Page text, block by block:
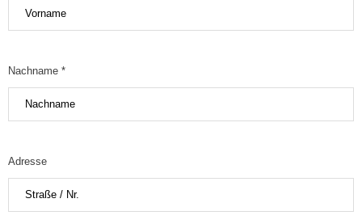
Nachname *
Adresse